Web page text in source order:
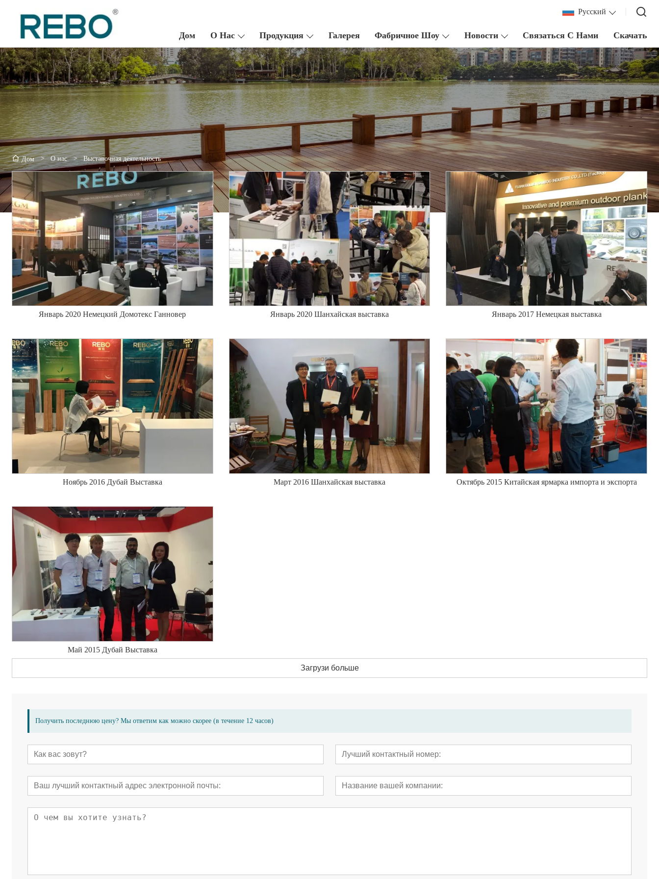
Pусский
Дом О Нас Продукция Галерея Фабричное Шоу Новости Связаться С Нами Скачать
Дом > О нас > Выставочная деятельность
Январь 2020 Немецкий Домотекс Ганновер Январь 2020 Шанхайская выставка Январь 2017 Немецкая выставка
Ноябрь 2016 Дубай Выставка Март 2016 Шанхайская выставка Октябрь 2015 Китайская ярмарка импорта и экспорта
Май 2015 Дубай Выставка
Загрузи больше
Получить последнюю цену? Мы ответим как можно скорее (в течение 12 часов)